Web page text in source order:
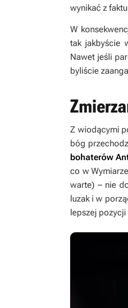
wynikać z
W
tak jakbyście
Nawet jeśli
byliście
Z wiodącymi
bóg
bohaterów
co w
warte) – nie
luzak i w
lepszej pozycji